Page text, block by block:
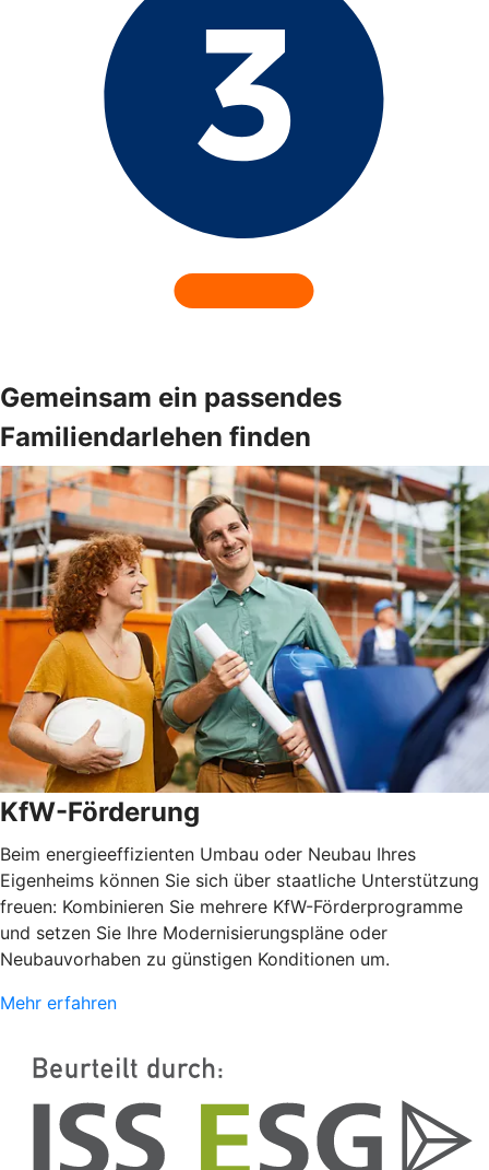
Gemeinsam ein passendes
Familiendarlehen finden
KfW-Förderung
Beim energieeffizienten Umbau oder Neubau Ihres
Eigenheims können Sie sich über staatliche Unterstützung
freuen: Kombinieren Sie mehrere KfW-Förderprogramme
und setzen Sie Ihre Modernisierungspläne oder
Neubauvorhaben zu günstigen Konditionen um.
Mehr erfahren